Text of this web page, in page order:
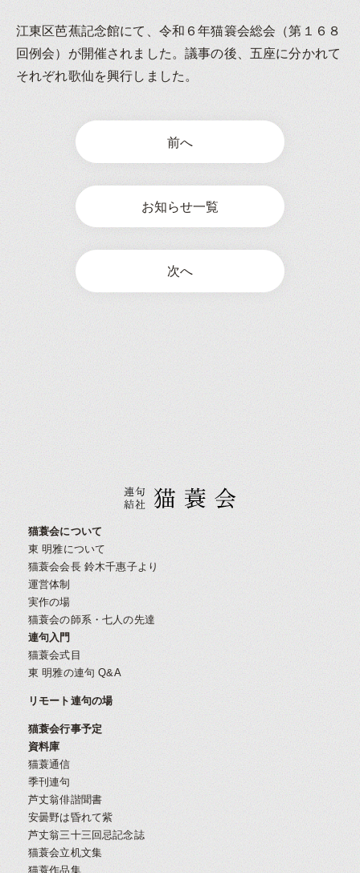
江東区芭蕉記念館にて、令和６年猫簑会総会（第１６８
回例会）が開催されました。議事の後、五座に分かれて
それぞれ歌仙を興行しました。
前へ
お知らせ一覧
次へ
猫蓑会について
東 明雅について
猫蓑会会長 鈴木千惠子より
運営体制
実作の場
猫蓑会の師系・七人の先達
連句入門
猫蓑会式目
東 明雅の連句 Q&A
リモート連句の場
猫蓑会行事予定
資料庫
猫蓑通信
季刊連句
芦丈翁俳諧聞書
安曇野は昏れて紫
芦丈翁三十三回忌記念誌
猫蓑会立机文集
猫蓑作品集